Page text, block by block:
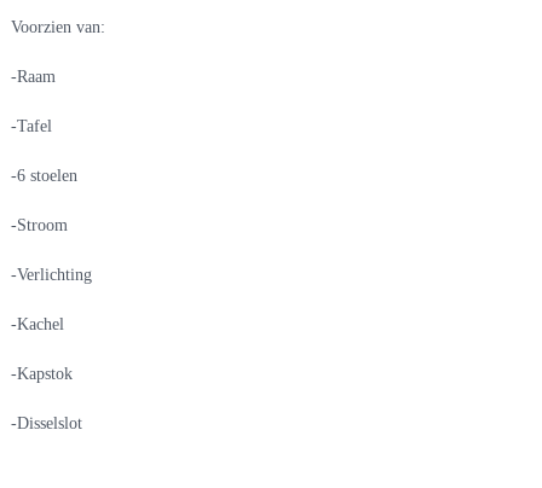
Voorzien van:
-Raam
-Tafel
-6 stoelen
-Stroom
-Verlichting
-Kachel
-Kapstok
-Disselslot